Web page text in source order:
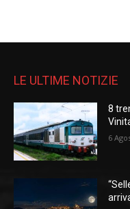
LE ULTIME NOTIZIE
8
6